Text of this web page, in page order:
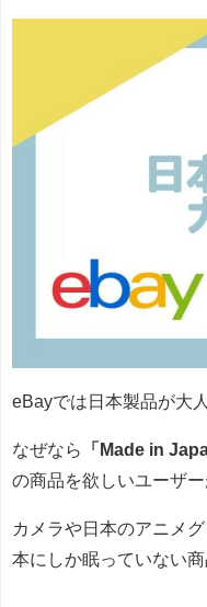
eBayでは日本製品が大
なぜなら 「Made in
の商品を欲しいユーザ
カメラや日本のアニメ
本にしか眠っていない